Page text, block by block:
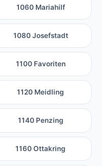
1060 Mariahilf
1080 Josefstadt
1100 Favoriten
1120 Meidling
1140 Penzing
1160 Ottakring